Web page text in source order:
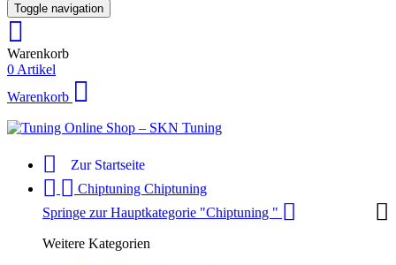
Toggle navigation
Warenkorb
0 Artikel
Warenkorb
Zur Startseite
Chiptuning Chiptuning
Springe zur Hauptkategorie "Chiptuning "
Weitere Kategorien